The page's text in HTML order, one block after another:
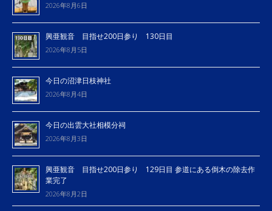
2026年8月6日
興亜観音 目指せ200日参り 130日目
2026年8月5日
今日の沼津日枝神社
2026年8月4日
今日の出雲大社相模分祠
2026年8月3日
興亜観音 目指せ200日参り 129日目 参道にある倒木の除去作
業完了
2026年8月2日